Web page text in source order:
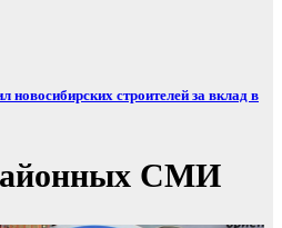
новосибирских строителей за вклад в